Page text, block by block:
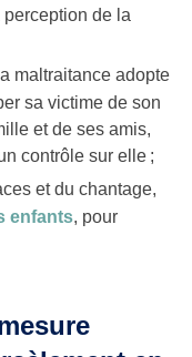
de la
maltraitance adopte
sa victime de son
et de ses amis,
contrôle sur elle ;
et du chantage,
enfants, pour